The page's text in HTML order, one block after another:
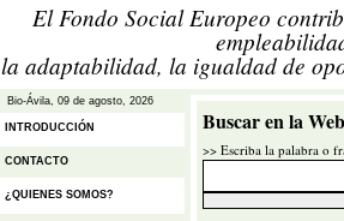
El Fondo Social Europeo
la adaptabilidad, la igualdad de
Bio-Ávila, 09 de agosto, 2026
INTRODUCCIÓN
CONTACTO
¿QUIENES SOMOS?
Buscar en la
>> Escriba la palabra o